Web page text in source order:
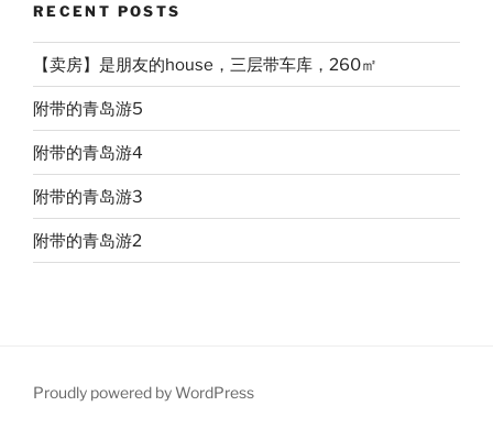
RECENT POSTS
【卖房】是朋友的house，三层带车库，260㎡
附带的青岛游5
附带的青岛游4
附带的青岛游3
附带的青岛游2
Proudly powered by WordPress